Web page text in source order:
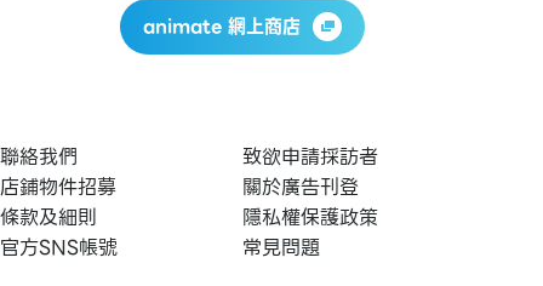
animate 網上商店
聯絡我們
致欲申請採訪者
店鋪物件招募
關於廣告刊登
條款及細則
隱私權保護政策
官方SNS帳號
常見問題